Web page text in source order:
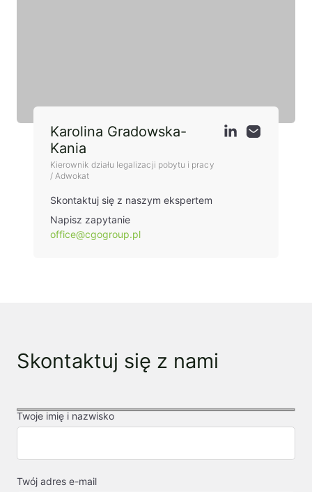
Karolina Gradowska-
Kania
Kierownik działu legalizacji pobytu i pracy
/ Adwokat
Skontaktuj się z naszym ekspertem
Napisz zapytanie
office@cgogroup.pl
Skontaktuj się z nami
Twoje imię i nazwisko
Twój adres e-mail